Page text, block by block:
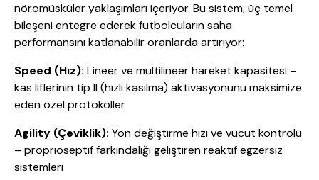
nöromüsküler yaklaşımları içeriyor. Bu sistem, üç temel
bileşeni entegre ederek futbolcuların saha
performansını katlanabilir oranlarda artırıyor:
Speed (Hız): Lineer ve multilineer hareket kapasitesi –
kas liflerinin tip II (hızlı kasılma) aktivasyonunu maksimize
eden özel protokoller
Agility (Çeviklik): Yön değiştirme hızı ve vücut kontrolü
– proprioseptif farkındalığı geliştiren reaktif egzersiz
sistemleri